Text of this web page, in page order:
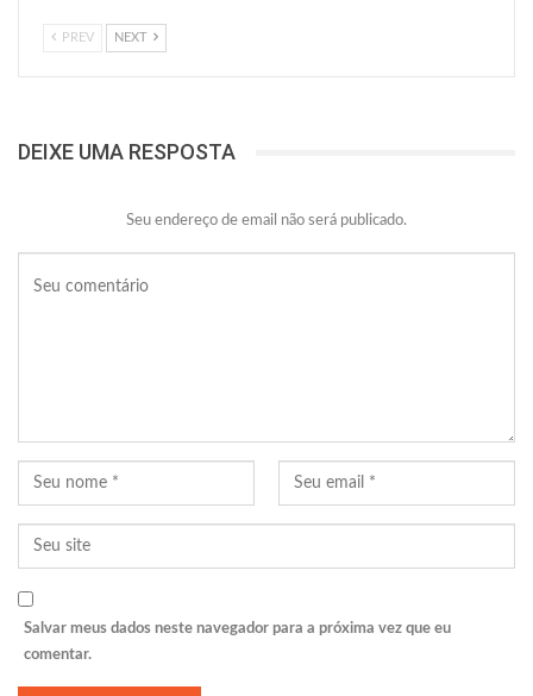
PREV NEXT
DEIXE UMA RESPOSTA
Seu endereço de email não será publicado.
Salvar meus dados neste navegador para a próxima vez que eu
comentar.